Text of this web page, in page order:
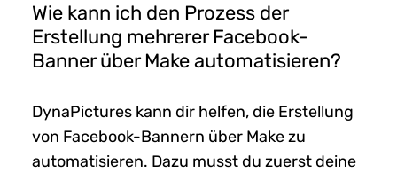
Wie kann ich den Prozess der
Erstellung mehrerer Facebook-
Banner über Make automatisieren?
DynaPictures kann dir helfen, die Erstellung
von Facebook-Bannern über Make zu
automatisieren. Dazu musst du zuerst deine